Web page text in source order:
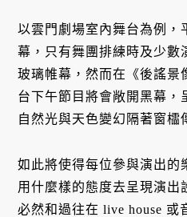
以雲門劇場室內舞台為例，
幕，只有舞團排練時及少數
玻璃帷幕，然而在《後謠景
台下午節目將會敞開黑幕，
自然光與天色變幻隔著窗櫺
如此將使得每位參與演出的
用什麼樣的態度去呈現演出
必然和過往在 live house 或